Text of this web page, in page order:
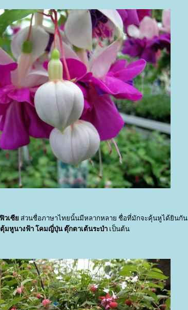
ฟิวเซีส่วนชื่อภาษาไทยนั้นมีหลากหลาย ชื่อที่มักจะคุ้นหูได้ยินกัน
ตุ้มหูนางฟ้า โคมญี่ปุ่น ตุ๊กตาเต้นระบำ เป็นต้น